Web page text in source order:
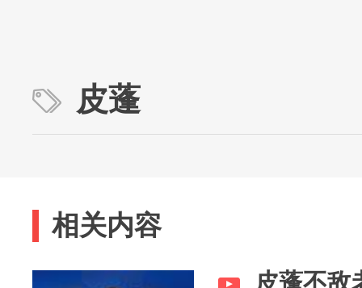
皮蓬
相关内容
皮蓬不敌